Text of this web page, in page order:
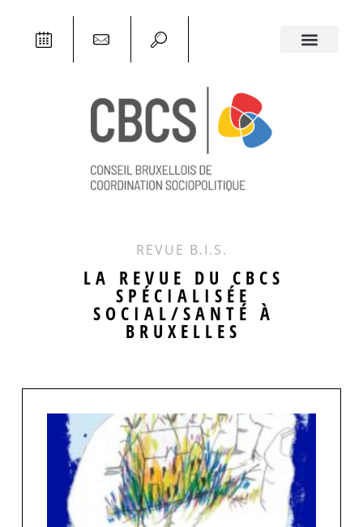
REVUE B.I.S.
LA REVUE DU CBCS
SPÉCIALISÉE
SOCIAL/SANTÉ À
BRUXELLES